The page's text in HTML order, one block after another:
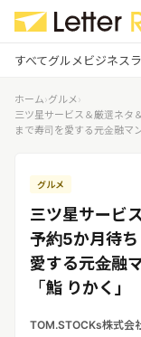
すべてグルメビジネス
ビジネス
ライフスタイル
ログイン
企業ユーザーで
する
レターリリース受
メディアユーザーで
レターリリースを受
録）
ホーム›グルメ›
三ツ星サービス＆厳選ネタ
まで寿司を愛する元金融マ
グルメ
三ツ星サービ
予約5か月待
愛する元金融
「鮨 りかく」
TOM.STOCKs株式会